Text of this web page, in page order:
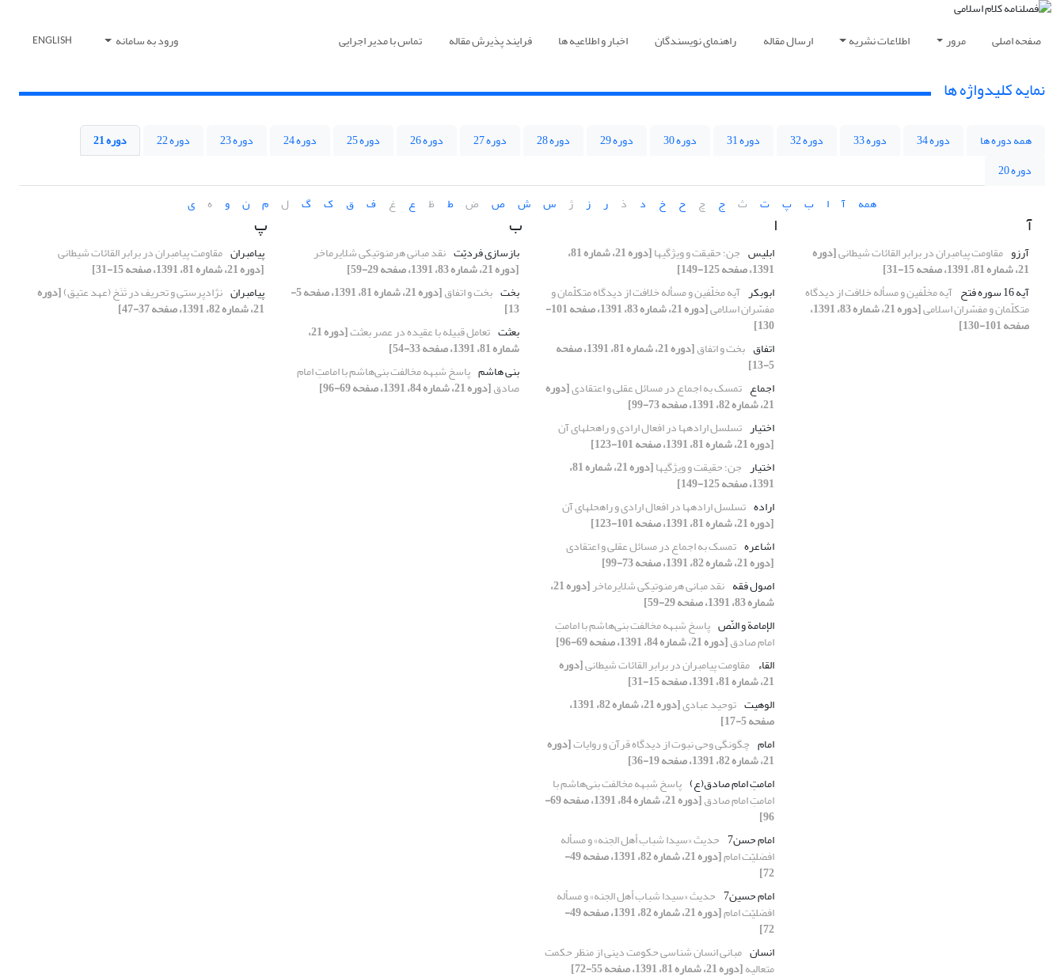
صفحه اصلی مرور اطلاعات نشریه ارسال مقاله راهنمای نویسندگان اخبار و اطلاعیه ها فرایند پذیرش مقاله تماس با مدیر اجرایی ورود به سامانه ENGLISH
نمایه کلیدواژه ها
همه دوره ها دوره 34 دوره 33 دوره 32 دوره 31 دوره 30 دوره 29 دوره 28 دوره 27 دوره 26 دوره 25 دوره 24 دوره 23 دوره 22
دوره 21
دوره 20
همه
آ ا ب پ ت ث ج چ ح خ د ذ ر ز ژ س ش ص ض ط ظ ع غ ف ق ک گ ل م ن و ه ی
آ
آرزو مقاومت پیامبران در برابر القائات شیطانی[دوره
21، شماره 81، 1391، صفحه 15-31]
آیه 16 سوره فتح
آیه مخلّفین و مسأله خلافت از دیدگاه
متکلّمان و مفسّران اسلامی [دوره 21، شماره 83، 1391،
صفحه 101-130]
ا
ابلیس جن؛ حقیقت و ویژگی‏ها [دوره 21، شماره 81،
1391، صفحه 125-149]
ابوبکر آیه مخلّفین و مسأله خلافت از دیدگاه متکلّمان و
مفسّران اسلامی [دوره 21، شماره 83، 1391، صفحه 101-
130]
اتفاق بخت و اتفاق [دوره 21، شماره 81، 1391، صفحه
5-13]
اجماع تمسک به اجماع در مسائل عقلی و اعتقادی[دوره
21، شماره 82، 1391، صفحه 73-99]
اختیار تسلسل اراده‏ها در افعال ارادی و راه‏حل‏های آن
[دوره 21، شماره 81، 1391، صفحه 101-123]
اختیار جن؛ حقیقت و ویژگی‏ها [دوره 21، شماره 81،
1391، صفحه 125-149]
اراده تسلسل اراده‏ها در افعال ارادی و راه‏حل‏های آن
[دوره 21، شماره 81، 1391، صفحه 101-123]
اشاعره تمسک به اجماع در مسائل عقلی و اعتقادی
[دوره 21، شماره 82، 1391، صفحه 73-99]
اصول فقه نقد مبانی هرمنوتیکی شلایرماخر [دوره 21،
شماره 83، 1391، صفحه 29-59]
الإمامة و النّص پاسخ شبهه مخالفت بنی‌هاشم با امامتِ
امام صادق[دوره 21، شماره 84، 1391، صفحه 69-96]
القاء مقاومت پیامبران در برابر القائات شیطانی[دوره
21، شماره 81، 1391، صفحه 15-31]
الوهیت توحید عبادی [دوره 21، شماره 82، 1391،
صفحه 5-17]
امام چگونگی وحی نبوت از دیدگاه قرآن و روایات[دوره
21، شماره 82، 1391، صفحه 19-36]
امامتِ امام صادق(ع) پاسخ شبهه مخالفت بنی‌هاشم با
امامتِ امام صادق [دوره 21، شماره 84، 1391، صفحه 69-
96]
امام حسن7
حدیث «سیدا شباب أهل الجنه» و مسأله
افضلیّت امام [دوره 21، شماره 82، 1391، صفحه 49-
72]
امام حسین7
حدیث «سیدا شباب أهل الجنه» و مسأله
افضلیّت امام [دوره 21، شماره 82، 1391، صفحه 49-
72]
انسان مبانی انسان شناسی حکومت دینی از منظر حکمت
متعالیه[دوره 21، شماره 81، 1391، صفحه 55-72]
ب
بازسازی فردیّت نقد مبانی هرمنوتیکی شلایرماخر
[دوره 21، شماره 83، 1391، صفحه 29-59]
بخت بخت و اتفاق [دوره 21، شماره 81، 1391، صفحه 5-
13]
بعثت تعامل قبیله با عقیده در عصر بعثت [دوره 21،
شماره 81، 1391، صفحه 33-54]
بنی هاشم پاسخ شبهه مخالفت بنی‌هاشم با امامتِ امام
صادق[دوره 21، شماره 84، 1391، صفحه 69-96]
پ
پیامبران مقاومت پیامبران در برابر القائات شیطانی
[دوره 21، شماره 81، 1391، صفحه 15-31]
پیامبران نژادپرستی و تحریف در تَنَخ (عهد عتیق)[دوره
21، شماره 82، 1391، صفحه 37-47]